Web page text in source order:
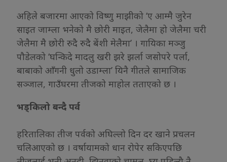
अहिले बजारमा आएको विष्णु माझीको ‘ए आम्मै जुरेन
साइत जाम्ला भनेको मै छोरी माइत, जेलैमा हो जेलैमा चरी
जेलैमा मै छोरी रुदै रुदै बेंशी मेलैमा’ । गायिका मञ्जु
पौडेलको ‘घन्किदे मादलु खरी झरे झर्ला जसोपरे पर्ला,
बाबाको आँगनी धुलो उडाम्ला’ यिनै गीतले सामाजिक
सञ्जाल, गाउँघरमा तीजको माहोल तताएको छ ।
भड्किलो बन्दै पर्व
हरितालिका तीज पर्वको अघिल्लो दिन दर खाने प्रचलन
चलिआएको छ । वर्षायामको धान रोपेर सकिएपछि